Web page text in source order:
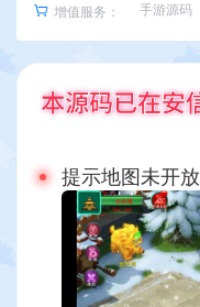
增值服务： 手游源码
提示地图未开放